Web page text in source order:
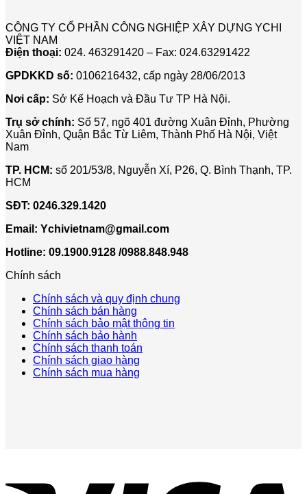
ICT
Lexus
Thăng
TRỊ
TUYẾN
TÍNH
LINAC
Ở
BỆNH
VIỆN
103
YChi:
Giải
pháp
vận
hành
thông
minh
Không
Đóng
Kín:
5
Lý
Do
Phổ
Và
Cách
CÔNG TY CỔ PHẦN CÔNG NGHIỆP XÂY DỰNG YCHI
VIỆT NAM
Điện thoại: 024. 463291420 – Fax: 024.63291422
GPDKKD số: 0106216432, cấp ngày 28/06/2013
Nơi cấp: Sở Kế Hoạch và Đầu Tư TP Hà Nội.
Trụ sở chính: Số 57, ngõ 401 đường Xuân Đỉnh, Phường
Xuân Đỉnh, Quận Bắc Từ Liêm, Thành Phố Hà Nội, Việt
Nam
TP. HCM: số 201/53/8, Nguyễn Xí, P26, Q. Bình Thạnh, TP.
HCM
SĐT: 0246.329.1420
Email: Ychivietnam@gmail.com
Hotline: 09.1900.9128 /0988.848.948
Chính sách
Chính sách và quy định chung
Chính sách bán hàng
Chính sách bảo mật thông tin
Chính sách bảo hành
Chính sách thanh toán
Chính sách giao hàng
Chính sách mua hàng